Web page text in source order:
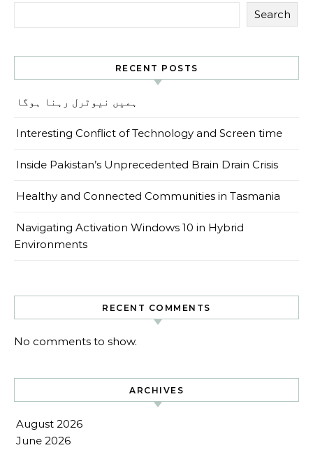
Search
RECENT POSTS
ہمیں نیوٹرل رہنا ہوگا
Interesting Conflict of Technology and Screen time
Inside Pakistan’s Unprecedented Brain Drain Crisis
Healthy and Connected Communities in Tasmania
Navigating Activation Windows 10 in Hybrid
Environments
RECENT COMMENTS
No comments to show.
ARCHIVES
August 2026
June 2026